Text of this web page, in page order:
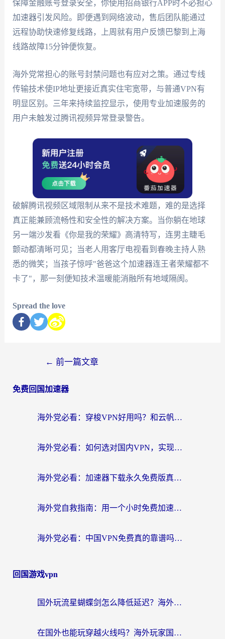
保障金融账号登录安全，你使用招商银行APP时不必担心
加速器引发风险。即便遇到网络波动，售后团队能通过
远程协助快速修复线路，上周就有用户反馈巴黎到上海
线路故障15分钟便恢复。
海外党常担心的账号封禁问题也有应对之策。通过专线
传输技术使IP地址更接近真实住宅宽带，与普通VPN有
明显区别。三年来持续监控显示，使用专业加速服务的
用户未触发过腾讯视频异常登录警告。
破解腾讯视频区域限制从来不是技术难题，难的是选择
真正能兼顾流畅性和安全性的解决方案。当你躺在地球
另一端沙发看《你是我的荣耀》高清特写，连男主睫毛
颤动都清晰可见；当老人用客厅电视看到春晚主持人熟
悉的微笑；当孩子惊呼"爸爸这个加速器连王者荣耀都不
卡了"，那一刻便知技术温暖能消融所有地域隔阂。
Spread the love
← 前一篇文章
免费回国加速器
海外党必看：穿梭VPN好用吗？和云帆VPN对比哪个回国效果更好？附真实测评+避坑指南
海外党必看：如何选对国内VPN，实现无缝访问国内资源？
海外党必看：加速器下载永久免费版真的存在吗？教你无缝访问国内资源的正确姿势
海外党自救指南：用一个小时免费加速器，轻松打破国内资源访问壁垒？
海外党必看：中国VPN免费真的靠谱吗？手把手教你选对回国加速器
回国游戏vpn
国外玩流星蝴蝶剑怎么降低延迟？海外党必看的加速秘籍（含欧洲鸣潮&彩虹岛优化攻略）
在国外也能玩穿越火线吗？海外玩家国服游戏畅玩终极指南